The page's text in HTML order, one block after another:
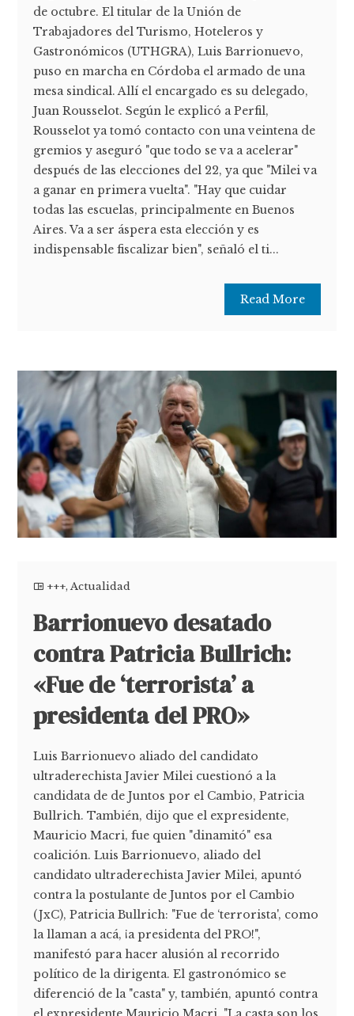
de octubre. El titular de la Unión de
Trabajadores del Turismo, Hoteleros y
Gastronómicos (UTHGRA), Luis Barrionuevo,
puso en marcha en Córdoba el armado de una
mesa sindical. Allí el encargado es su delegado,
Juan Rousselot. Según le explicó a Perfil,
Rousselot ya tomó contacto con una veintena de
gremios y aseguró "que todo se va a acelerar"
después de las elecciones del 22, ya que "Milei va
a ganar en primera vuelta". "Hay que cuidar
todas las escuelas, principalmente en Buenos
Aires. Va a ser áspera esta elección y es
indispensable fiscalizar bien", señaló el ti...
Read More
+++,Actualidad
Barrionuevo desatado
contra Patricia Bullrich:
«Fue de ‘terrorista’ a
presidenta del PRO»
Luis Barrionuevo aliado del candidato
ultraderechista Javier Milei cuestionó a la
candidata de de Juntos por el Cambio, Patricia
Bullrich. También, dijo que el expresidente,
Mauricio Macri, fue quien "dinamitó" esa
coalición. Luis Barrionuevo, aliado del
candidato ultraderechista Javier Milei, apuntó
contra la postulante de Juntos por el Cambio
(JxC), Patricia Bullrich: "Fue de ‘terrorista', como
la llaman a acá, ¡a presidenta del PRO!",
manifestó para hacer alusión al recorrido
político de la dirigenta. El gastronómico se
diferenció de la "casta" y, también, apuntó contra